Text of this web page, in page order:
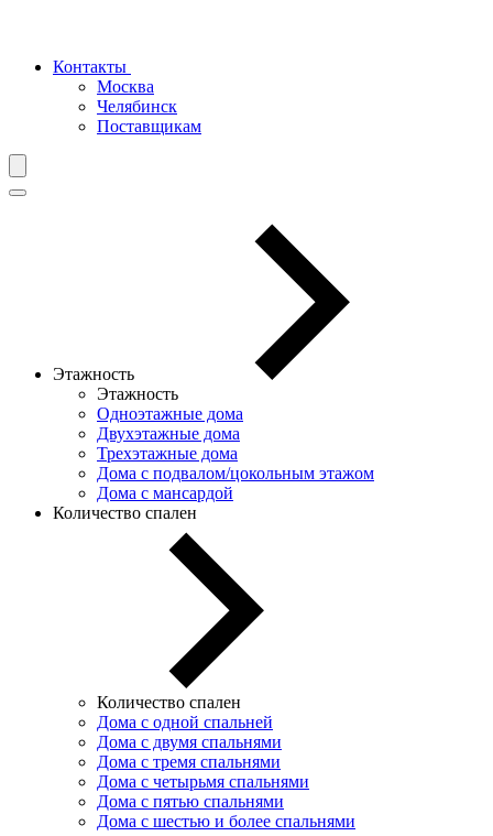
Контакты
Москва
Челябинск
Поставщикам
Этажность
Этажность
Одноэтажные дома
Двухэтажные дома
Трехэтажные дома
Дома с подвалом/цокольным этажом
Дома с мансардой
Количество спален
Количество спален
Дома с одной спальней
Дома с двумя спальнями
Дома с тремя спальнями
Дома с четырьмя спальнями
Дома с пятью спальнями
Дома с шестью и более спальнями